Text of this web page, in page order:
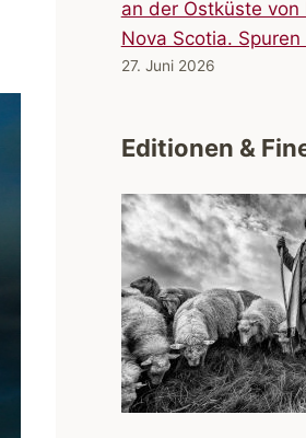
Nova Scotia.
27. Juni 2026
Editionen &